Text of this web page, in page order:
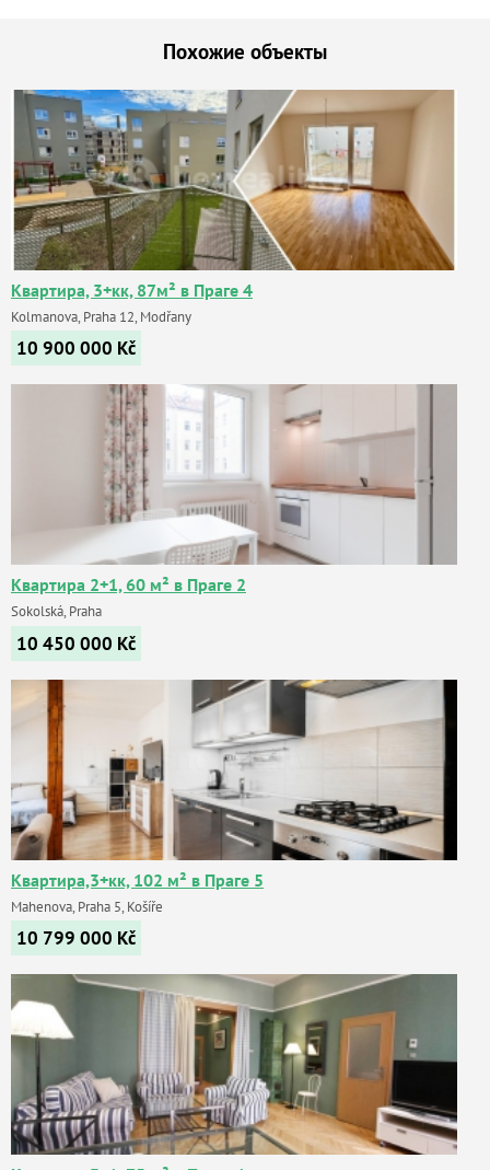
Похожие объекты
Квартира, 3+кк, 87м² в Праге 4
Kolmanova, Praha 12, Modřany
10 900 000 Kč
Квартира 2+1, 60 м² в Праге 2
Sokolská, Praha
10 450 000 Kč
Квартира,3+кк, 102 м² в Праге 5
Mahenova, Praha 5, Košíře
10 799 000 Kč